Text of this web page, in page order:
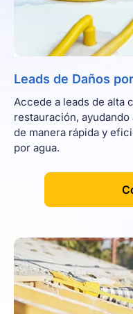
Leads de Daños
Accede a leads de alta
restauración,
de manera rápida y
por agua.
[